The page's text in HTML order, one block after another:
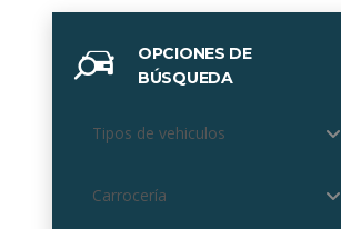
OPCIONES DE
BÚSQUEDA
Tipos de vehiculos
Carrocería